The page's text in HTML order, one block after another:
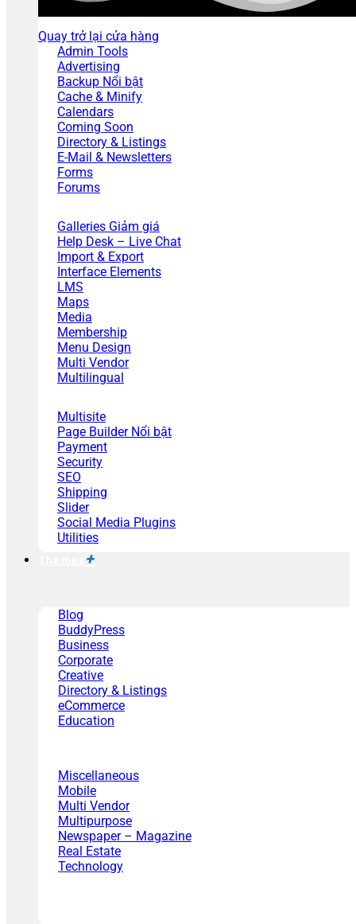
Chưa có sản phẩm trong giỏ hàng.
Quay trở lại cửa hàng
Admin Tools
Advertising
Backup
Cache & Minify
Calendars
Coming Soon
Directory & Listings
E-Mail & Newsletters
Forms
Forums
Galleries
Help Desk – Live Chat
Import & Export
Interface Elements
LMS
Maps
Media
Membership
Menu Design
Multi Vendor
Multilingual
Multisite
Page Builder
Payment
Security
SEO
Shipping
Slider
Social Media Plugins
Utilities
Blog
BuddyPress
Business
Corporate
Creative
Directory & Listings
eCommerce
Education
Miscellaneous
Mobile
Multi Vendor
Multipurpose
Newspaper – Magazine
Real Estate
Technology